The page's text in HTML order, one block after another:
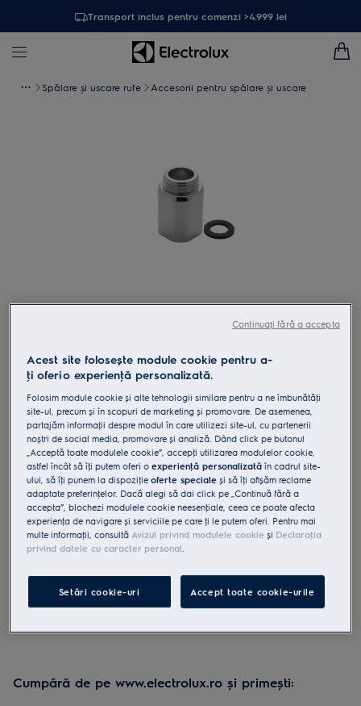
Transport inclus pentru comenzi >4.999 lei
Spălare și uscare rufe Accesorii pentru spălare şi uscare
MCAPOWER2
Filtru anticalcar magnetic 22000
Gauss
0 (0)
Beneficii
Neocal este o soluţie simplă de a reduce depunerile de calcar.
Neocal ajută la dedurizarea apei, pentru performanţă îndelungată.
produsului conform regulamentului UE 2023/988 sunt
enumerate în manualul de utilizare. Pentru utilizarea în
siguranţă a produsului, citește în întregime manualul de
Cumpără de pe www.electrolux.ro și primești:
Acest site folosește module cookie pentru a-
ţi oferi o experienţă personalizată.
Folosim module cookie și alte tehnologii similare pentru a ne îmbunătăţi
site-ul, precum și în scopuri de marketing și promovare. De asemenea,
partajăm informaţii despre modul în care utilizezi site-ul, cu partenerii
noștri de social media, promovare și analiză. Dând click pe butonul
„Acceptă toate modulele cookie”, accepţi utilizarea modulelor cookie,
astfel încât să îţi putem oferi oexperienţă personalizată în cadrul site-
ului, să îţi punem la dispoziţieoferte speciale și să îţi afișăm reclame
adaptate preferinţelor. Dacă alegi să dai click pe „Continuă fără a
accepta”, blochezi modulele cookie neesenţiale, ceea ce poate afecta
experienţa de navigare și serviciile pe care ţi le putem oferi. Pentru mai
multe informaţii, consultă Avizul privind modulele cookie și Declaraţia
privind datele cu caracter personal.
Setări cookie-uri Accept toate cookie-urile
Continuați fără a accepta